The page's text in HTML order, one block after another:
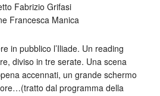
Fabrizio Grifasi
Francesca Manica
in pubblico l’Iliade. Un reading
diviso in tre serate. Una scena
accennati, un grande schermo
dal programma della